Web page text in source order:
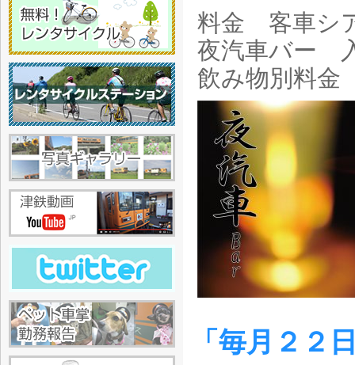
料金 客車シ
夜汽車バー
飲み物別料金
「毎月２２